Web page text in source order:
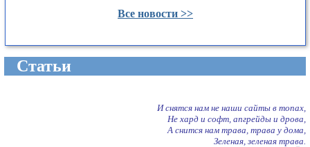
Все новости >>
Cтатьи
И снятся нам не наши сайты в топах,
Не хард и софт, апгрейды и дрова,
А снится нам трава, трава у дома,
Зеленая, зеленая трава.